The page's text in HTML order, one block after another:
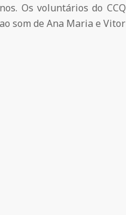
Os voluntários do
som de Ana Maria e